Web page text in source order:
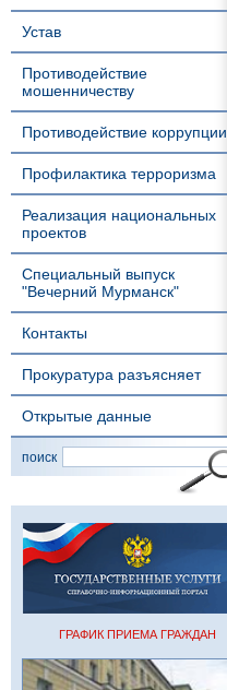
Устав
Противодействие
мошенничеству
Противодействие коррупции
Профилактика терроризма
Реализация национальных
проектов
Специальный выпуск
"Вечерний Мурманск"
Контакты
Прокуратура разъясняет
Открытые данные
поиск
ГРАФИК ПРИЕМА ГРАЖДАН